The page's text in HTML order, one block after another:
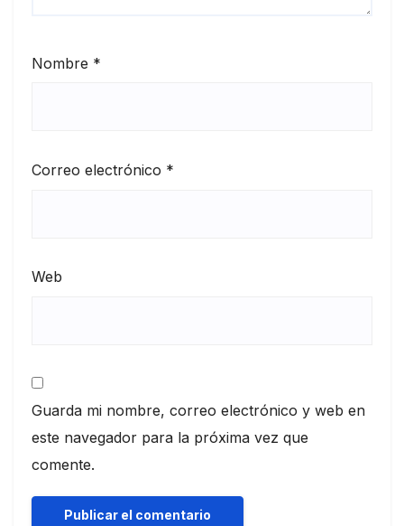
Nombre *
Correo electrónico *
Web
Guarda mi nombre, correo electrónico y web en
este navegador para la próxima vez que
comente.